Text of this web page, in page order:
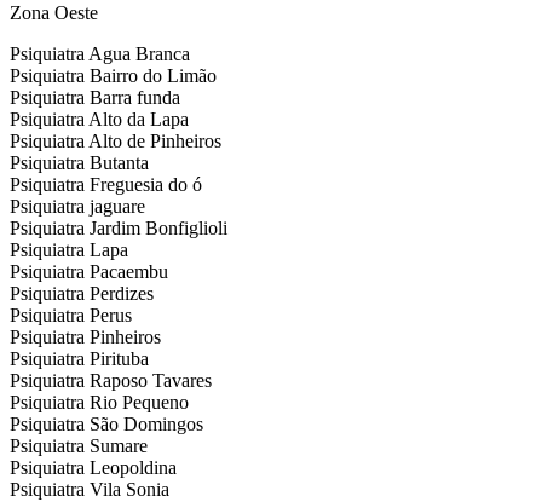
Zona Oeste
Psiquiatra Agua Branca
Psiquiatra Bairro do Limão
Psiquiatra Barra funda
Psiquiatra Alto da Lapa
Psiquiatra Alto de Pinheiros
Psiquiatra Butanta
Psiquiatra Freguesia do ó
Psiquiatra jaguare
Psiquiatra Jardim Bonfiglioli
Psiquiatra Lapa
Psiquiatra Pacaembu
Psiquiatra Perdizes
Psiquiatra Perus
Psiquiatra Pinheiros
Psiquiatra Pirituba
Psiquiatra Raposo Tavares
Psiquiatra Rio Pequeno
Psiquiatra São Domingos
Psiquiatra Sumare
Psiquiatra Leopoldina
Psiquiatra Vila Sonia